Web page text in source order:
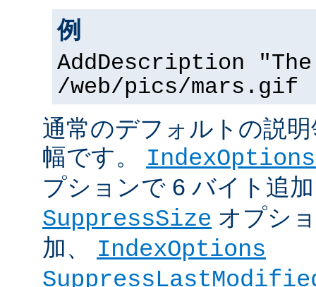
例
AddDescription
/web/pics/mars.gif
通常のデフォルトの説
幅です。
プションで 6 バイト追
SuppressSize オプシ
加、 IndexOptions